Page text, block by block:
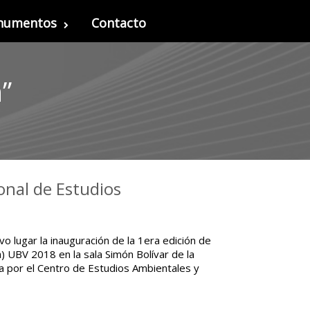
Contacto
de Estudios
lugar la inauguración de la 1era edición de
UBV 2018 en la sala Simón Bolívar de la
por el Centro de Estudios Ambientales y